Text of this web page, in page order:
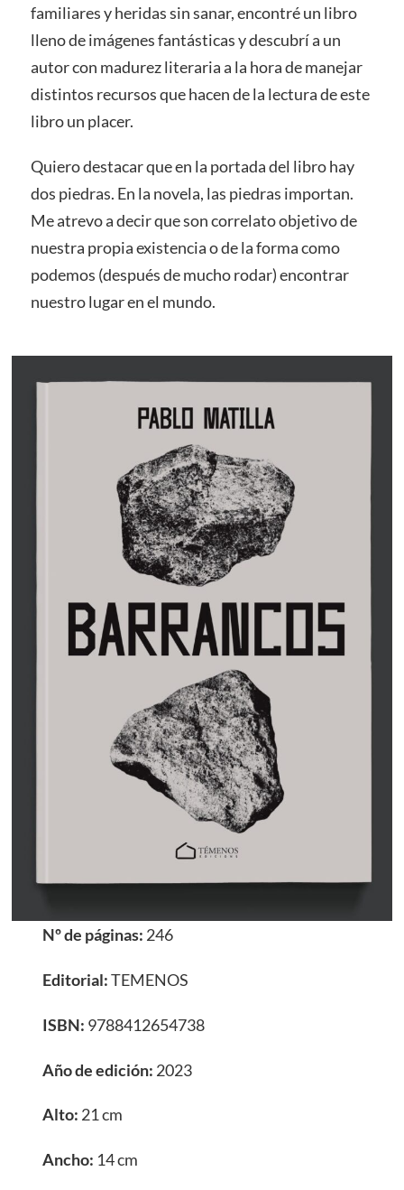
familiares y heridas sin sanar, encontré un libro
lleno de imágenes fantásticas y descubrí a un
autor con madurez literaria a la hora de manejar
distintos recursos que hacen de la lectura de este
libro un placer.
Quiero destacar que en la portada del libro hay
dos piedras. En la novela, las piedras importan.
Me atrevo a decir que son correlato objetivo de
nuestra propia existencia o de la forma como
podemos (después de mucho rodar) encontrar
nuestro lugar en el mundo.
Nº de páginas: 246
Editorial:TEMENOS
ISBN: 9788412654738
Año de edición: 2023
Alto: 21 cm
Ancho: 14 cm